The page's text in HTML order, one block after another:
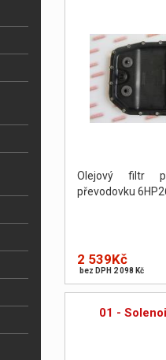
Olejový filtr
převodovku
2 539Kč
bez DPH 2 098 Kč
01 -